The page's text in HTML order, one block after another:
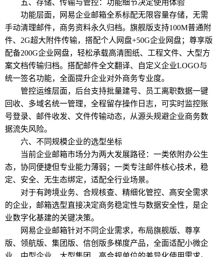
五、存储、传输与管控：功能细节决定使用体验
功能层面，网易企业邮箱全系标配无限容量存储，无需
手动清理邮件，商务资料永久归档。旗舰版支持100M普通附
件、2G超大附件传输，搭配个人网盘+50G企业网盘；尊享版
配备200G企业网盘，轻松承载高清图纸、工程文件、大型方
案文档传输归档。搭配邮件全文翻译、自定义企业LOGO与
统一签名功能，全面提升企业对外商务专业度。
管控运维层面，后台支持批量建号、员工离职数据一键
回收、多域名统一管理，全程留存操作日志，可实时监控账
号登录、邮件收发、文件传输动态，从源头规避企业商务数
据流失风险。
六、不同规模企业的选型坐标
当前企业邮箱市场分为两大发展路径：一类依附办公生
态，协同便捷但专业能力薄弱；一类专注邮件核心技术，稳
定、安全、无生态绑定，适配全行业场景。
对于有跨境业务、合规核查、精细化管控、高安全需求
的企业，邮箱选型直接决定商务稳定性与数据安全性，是企
业数字化基建的关键决策。
网易企业邮箱针对不同企业需求，布局旗舰版、尊享
版、领航版、集团版、信创版多梯度产品，全面适配小微企